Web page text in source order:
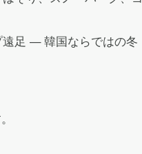
遠足 — 韓国ならではの冬